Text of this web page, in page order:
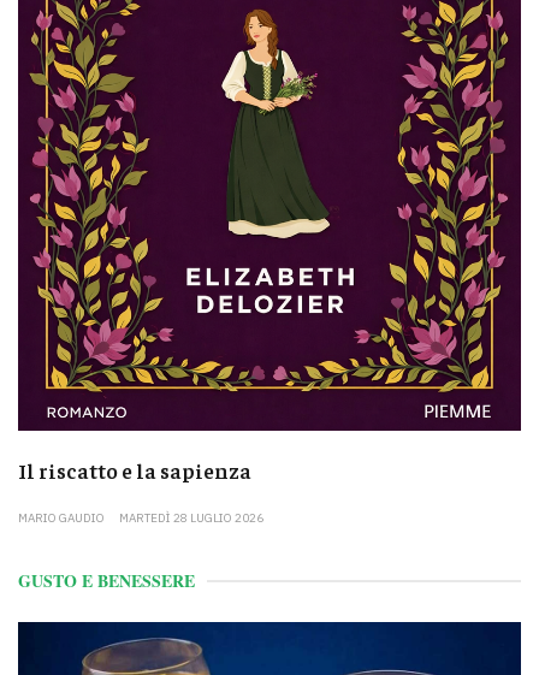
Il riscatto e la sapienza
MARIO GAUDIO MARTEDÌ 28 LUGLIO 2026
GUSTO E BENESSERE